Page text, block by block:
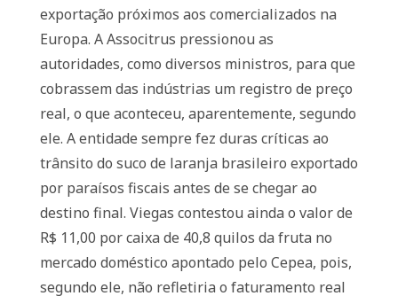
exportação próximos aos comercializados na
Europa. A Associtrus pressionou as
autoridades, como diversos ministros, para que
cobrassem das indústrias um registro de preço
real, o que aconteceu, aparentemente, segundo
ele. A entidade sempre fez duras críticas ao
trânsito do suco de laranja brasileiro exportado
por paraísos fiscais antes de se chegar ao
destino final. Viegas contestou ainda o valor de
R$ 11,00 por caixa de 40,8 quilos da fruta no
mercado doméstico apontado pelo Cepea, pois,
segundo ele, não refletiria o faturamento real